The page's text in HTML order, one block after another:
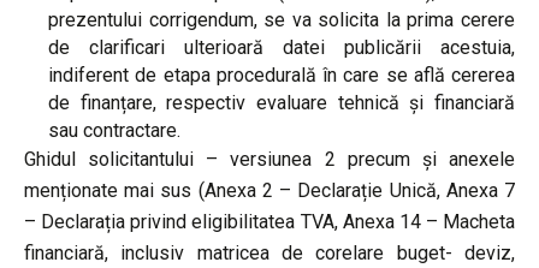
prezentului corrigendum, se va solicita la prima cerere
de clarificari ulterioară datei publicării acestuia,
indiferent de etapa procedurală în care se află cererea
de finanțare, respectiv evaluare tehnică și financiară
sau contractare.
Ghidul solicitantului – versiunea 2 precum și anexele
menționate mai sus (Anexa 2 – Declarație Unică, Anexa 7
– Declarația privind eligibilitatea TVA, Anexa 14 – Macheta
financiară, inclusiv matricea de corelare buget- deviz,